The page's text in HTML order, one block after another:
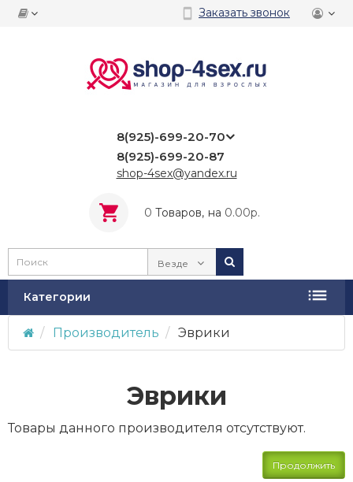
Заказать звонок
8(925)-699-20-70
8(925)-699-20-87
shop-4sex@yandex.ru
0 Tоваров, на 0.00р.
Везде
Категории
Производитель Эврики
Эврики
Товары данного производителя отсутствуют.
Продолжить